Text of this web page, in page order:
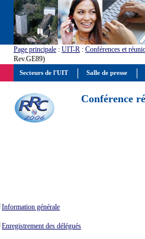
Page principale : UIT-R : Conférences et
Rev.GE89)
Conférence
Information générale
Enregistrement des délégués
Secteurs de l'UIT Salle de presse